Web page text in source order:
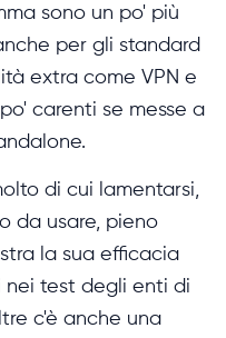
sono un po' più
per gli standard
extra come VPN e
carenti se messe a
di cui lamentarsi,
da usare, pieno
la sua efficacia
test degli enti di
c'è anche una